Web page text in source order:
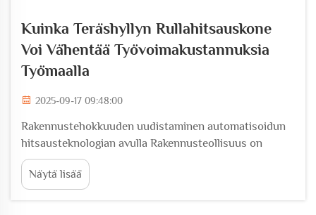
Kuinka Teräshyllyn Rullahitsauskone
Voi Vähentää Työvoimakustannuksia
Työmaalla
2025-09-17 09:48:00
Rakennustehokkuuden uudistaminen automatisoidun
hitsausteknologian avulla Rakennusteollisuus on
todistamassa merkittävää muutosta, kun innovatiiviset
teknologiat uudistavat perinteisiä käytäntöjä. Tämän
kehityksen kärjessä on s...
Näytä lisää